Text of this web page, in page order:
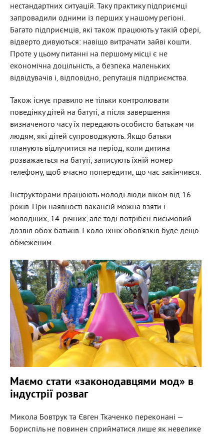
нестандартних ситуацій. Таку практику підприємці
запровадили одними із перших у нашому регіоні.
Багато підприємців, які також працюють у такій сфері,
відверто дивуються: навіщо витрачати зайві кошти.
Проте у цьому питанні на першому місці є не
економічна доцільність, а безпека маленьких
відвідувачів і, відповідно, репутація підприємства.
Також існує правило не тільки контролювати
поведінку дітей на батуті, а після завершення
визначеного часу їх передають особисто батькам чи
людям, які дітей супроводжують. Якщо батьки
планують відлучитися на період, коли дитина
розважається на батуті, записують їхній номер
телефону, щоб вчасно попередити, що час закінчився.
Інструкторами працюють молоді люди віком від 16
років. При наявності вакансій можна взяти і
молодших, 14-річних, але тоді потрібен письмовий
дозвіл обох батьків. І коло їхніх обов’язків буде дещо
обмеженим.
Маємо стати «законодавцями мод» в
індустрії розваг
Микола Бовтрук та Євген Ткаченко переконані —
Бориспіль не повинен сприйматися лише як невелике